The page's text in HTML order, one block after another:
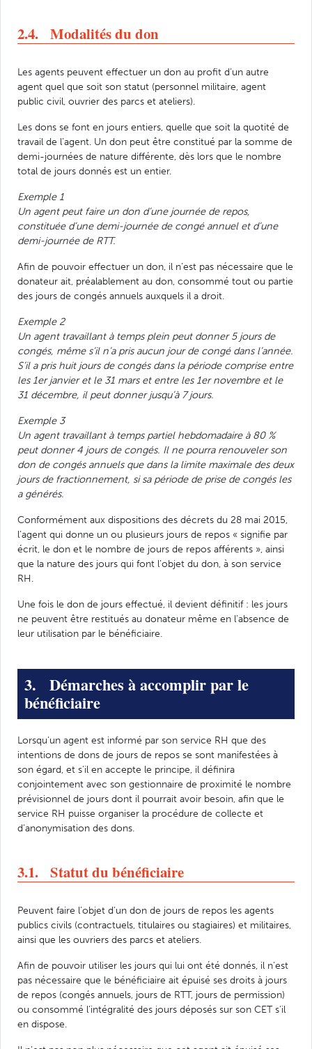
2.4. Modalités du don
Les agents peuvent effectuer un don au profit d’un autre
agent quel que soit son statut (personnel militaire, agent
public civil, ouvrier des parcs et ateliers).
Les dons se font en jours entiers, quelle que soit la quotité de
travail de l’agent. Un don peut être constitué par la somme de
demi-journées de nature différente, dès lors que le nombre
total de jours donnés est un entier.
Exemple 1
Un agent peut faire un don d’une journée de repos,
constituée d’une demi-journée de congé annuel et d’une
demi-journée de RTT.
Afin de pouvoir effectuer un don, il n’est pas nécessaire que le
donateur ait, préalablement au don, consommé tout ou partie
des jours de congés annuels auxquels il a droit.
Exemple 2
Un agent travaillant à temps plein peut donner 5 jours de
congés, même s’il n’a pris aucun jour de congé dans l’année.
S’il a pris huit jours de congés dans la période comprise entre
les 1er janvier et le 31 mars et entre les 1er novembre et le
31 décembre, il peut donner jusqu’à 7 jours.
Exemple 3
Un agent travaillant à temps partiel hebdomadaire à 80 %
peut donner 4 jours de congés. Il ne pourra renouveler son
don de congés annuels que dans la limite maximale des deux
jours de fractionnement, si sa période de prise de congés les
a générés.
Conformément aux dispositions des décrets du 28 mai 2015,
l’agent qui donne un ou plusieurs jours de repos « signifie par
écrit, le don et le nombre de jours de repos afférents », ainsi
que la nature des jours qui font l’objet du don, à son service
RH.
Une fois le don de jours effectué, il devient définitif : les jours
ne peuvent être restitués au donateur même en l’absence de
leur utilisation par le bénéficiaire.
3. Démarches à accomplir par le
bénéficiaire
Lorsqu’un agent est informé par son service RH que des
intentions de dons de jours de repos se sont manifestées à
son égard, et s’il en accepte le principe, il définira
conjointement avec son gestionnaire de proximité le nombre
prévisionnel de jours dont il pourrait avoir besoin, afin que le
service RH puisse organiser la procédure de collecte et
d’anonymisation des dons.
3.1. Statut du bénéficiaire
Peuvent faire l’objet d’un don de jours de repos les agents
publics civils (contractuels, titulaires ou stagiaires) et militaires,
ainsi que les ouvriers des parcs et ateliers.
Afin de pouvoir utiliser les jours qui lui ont été donnés, il n’est
pas nécessaire que le bénéficiaire ait épuisé ses droits à jours
de repos (congés annuels, jours de RTT, jours de permission)
ou consommé l’intégralité des jours déposés sur son CET s’il
en dispose.